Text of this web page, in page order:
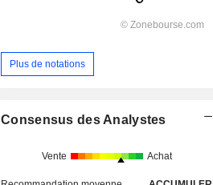
Plus de notations
Consensus des Analystes
Vente Achat